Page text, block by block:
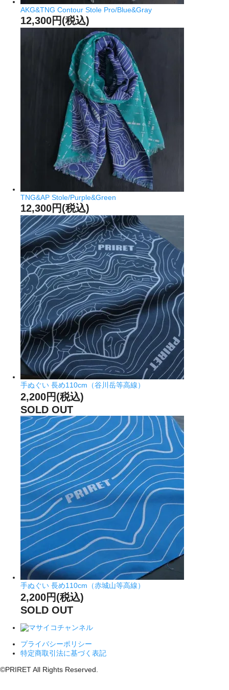
AKG&TNG Contour Stole Pro/Blue&Gray
12,300円(税込)
TNG&AP Stole/Purple&Green
12,300円(税込)
手ぬぐい 長め110cm（谷川岳等高線）
2,200円(税込)
SOLD OUT
手ぬぐい 長め110cm（赤城山等高線）
2,200円(税込)
SOLD OUT
プライバシーポリシー
特定商取引法に基づく表記
©PRIRET All Rights Reserved.